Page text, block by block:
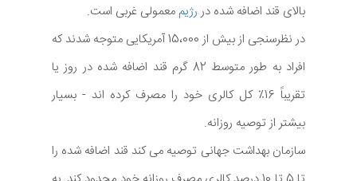
بالای قند اضافه شده در رژیم معمولی غربی است.
در نظرسنجی از بیش از 15،000 آمریکایی متوجه شدند که
افراد به طور متوسط 82 گرم قند اضافه شده در روز یا
تقریباً 16٪ کل کالری خود را مصرف کرده اند - بسیار
بیشتر از توصیه روزانه.
سازمان بهداشت جهانی توصیه می کند قند اضافه شده را